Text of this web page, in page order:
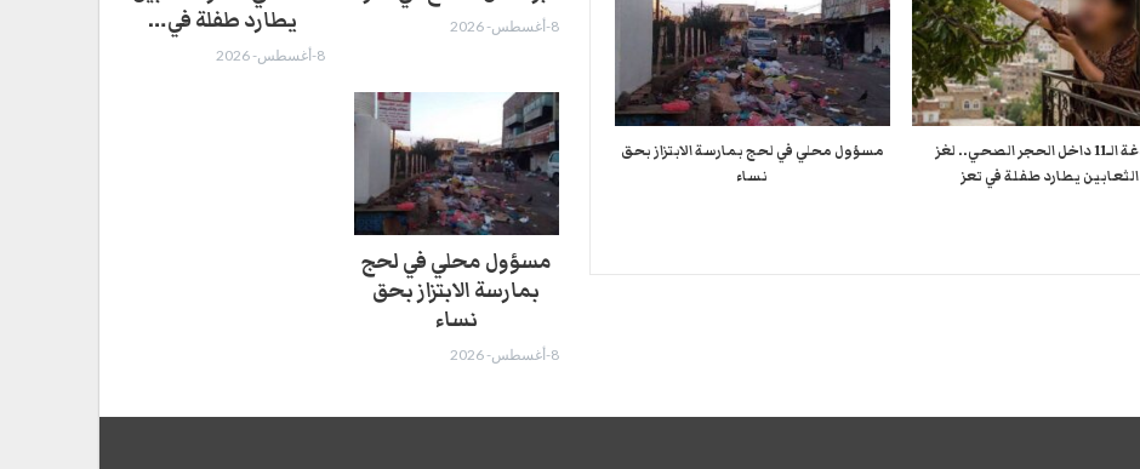
اللدغة الـ11 داخل الحجر الصحي.. لغز
الثعابين يطارد طفلة في تعز
مسؤول محلي في لحج بمارسة الابتزاز بحق
نساء
8-أغسطس- 2026
يطارد طفلة في…
8-أغسطس- 2026
مسؤول محلي في لحج
بمارسة الابتزاز بحق
نساء
8-أغسطس- 2026